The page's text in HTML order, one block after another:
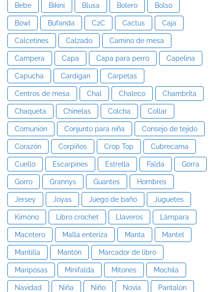
Bebe Bikini Blusa Bolero Bolso
Bowl Bufanda C2C Cactus Caja
Calcetines Calzado Camino de mesa
Campera Capa Capa para perro Capelina
Capucha Cardigan Carpetas
Centros de mesa Chal Chaleco Chambrita
Chaqueta Chinelas Colcha Collar
Comunión Conjunto para niña Consejo de tejido
Corazón Corpiños Crop Top Cubrecama
Cuello Escarpines Estrella Falda Gorra
Gorro Grannys Guantes Hombres
Jersey Joyas Juego de baño Juguetes
Kimono Libro crochet Llaveros Lámpara
Macetero Malla enteriza Manta Mantel
Mantilla Mantón Marcador de libro
Mariposas Minifalda Mitones Mochila
Navidad Niña Niño Novia Pantalon